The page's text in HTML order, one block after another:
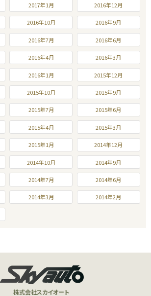
2017年1月 2016年12月
2016年10月 2016年9月
2016年7月 2016年6月
2016年4月 2016年3月
2016年1月 2015年12月
2015年10月 2015年9月
2015年7月 2015年6月
2015年4月 2015年3月
2015年1月 2014年12月
2014年10月 2014年9月
2014年7月 2014年6月
2014年3月 2014年2月
株式会社スカイオート